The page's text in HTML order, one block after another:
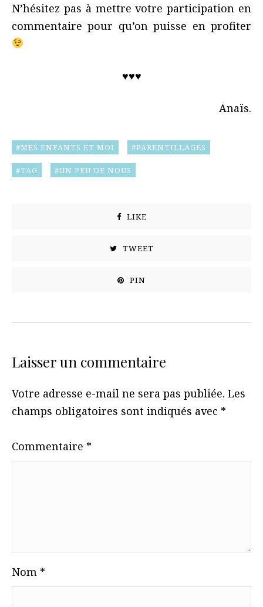
N’hésitez pas à mettre votre participation en
commentaire pour qu’on puisse en profiter
♥♥♥
Anaïs.
MES ENFANTS ET MOI PARENTILLAGES
TAG UN PEU DE NOUS
LIKE
TWEET
PIN
Laisser un commentaire
Votre adresse e-mail ne sera pas publiée. Les
champs obligatoires sont indiqués avec *
Commentaire *
Nom *